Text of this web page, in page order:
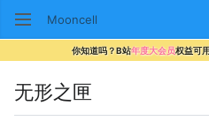
Mooncell
你知道吗？B站年度大会员权益可
无形之匣